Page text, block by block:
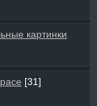
картинки
[31]